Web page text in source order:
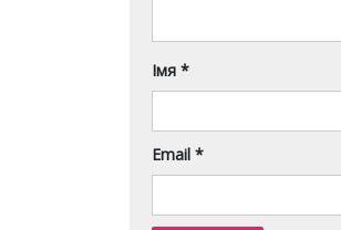
Імя *
Email *